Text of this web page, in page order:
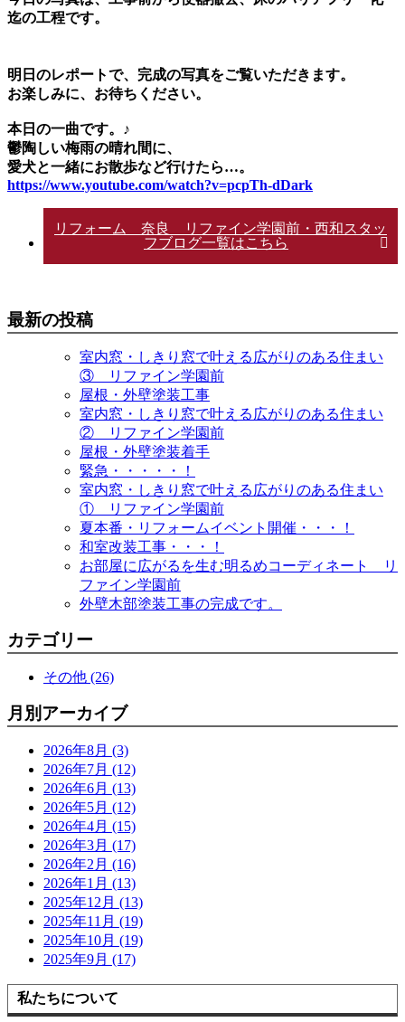
迄の工程です。
明日のレポートで、完成の写真をご覧いただきます。
お楽しみに、お待ちください。
本日の一曲です。♪
鬱陶しい梅雨の晴れ間に、
愛犬と一緒にお散歩など行けたら…。
https://www.youtube.com/watch?v=pcpTh-dDark
リフォーム 奈良 リファイン学園前・西和スタッ
フブログ一覧はこちら
最新の投稿
室内窓・しきり窓で叶える広がりのある住まい
③ リファイン学園前
屋根・外壁塗装工事
室内窓・しきり窓で叶える広がりのある住まい
② リファイン学園前
屋根・外壁塗装着手
緊急・・・・・！
室内窓・しきり窓で叶える広がりのある住まい
① リファイン学園前
夏本番・リフォームイベント開催・・・！
和室改装工事・・・！
お部屋に広がるを生む明るめコーディネート リ
ファイン学園前
外壁木部塗装工事の完成です。
カテゴリー
その他 (26)
月別アーカイブ
2026年8月 (3)
2026年7月 (12)
2026年6月 (13)
2026年5月 (12)
2026年4月 (15)
2026年3月 (17)
2026年2月 (16)
2026年1月 (13)
2025年12月 (13)
2025年11月 (19)
2025年10月 (19)
2025年9月 (17)
私たちについて